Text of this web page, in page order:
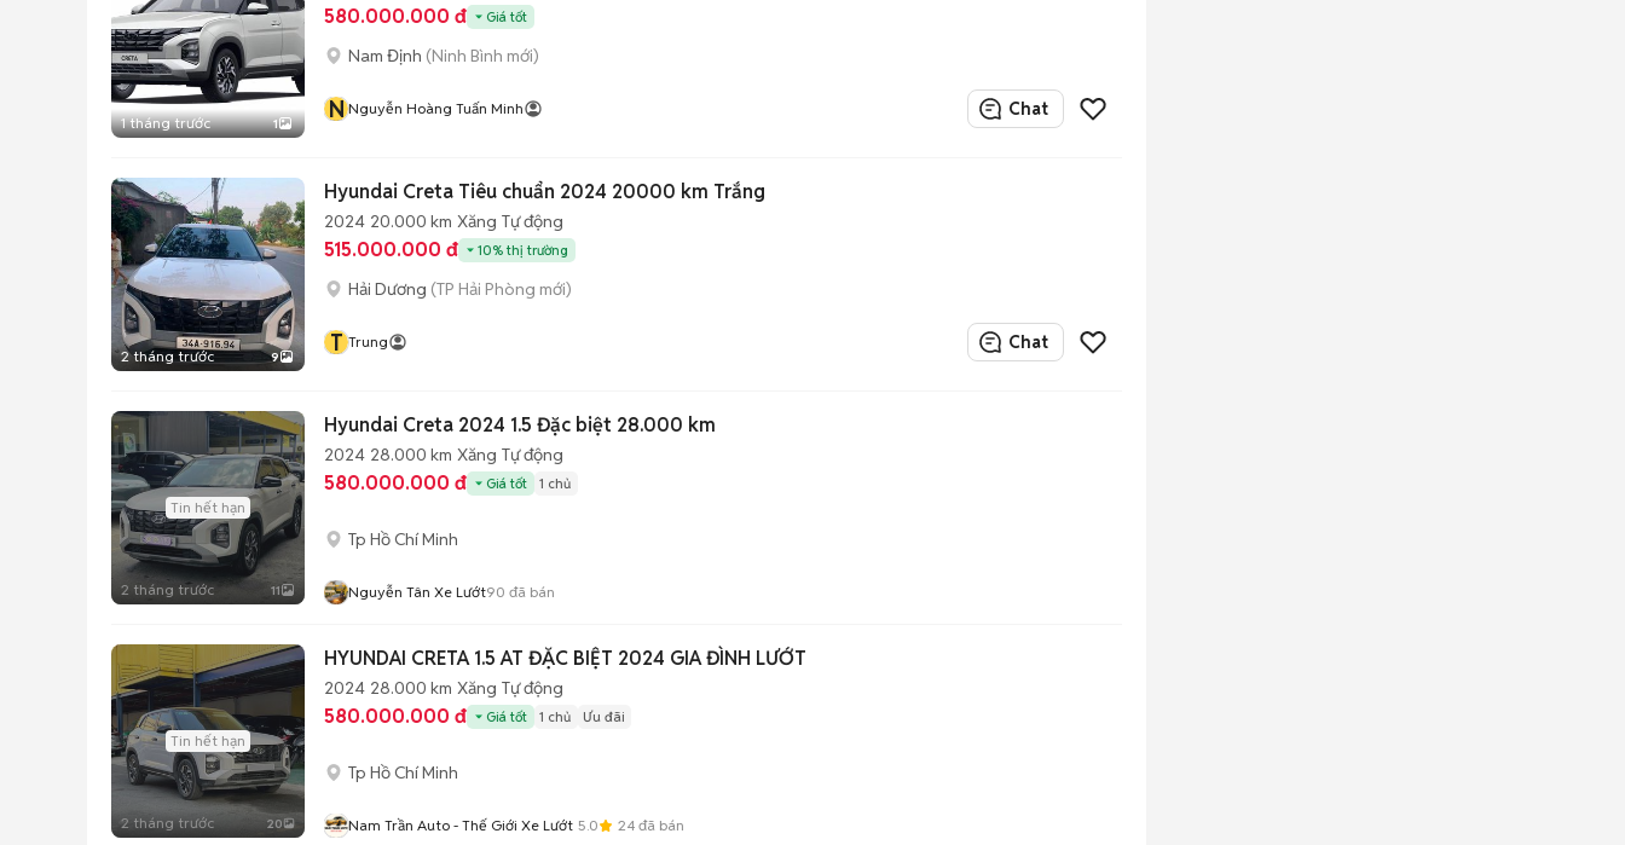
1 tháng trước 1
580.000.000 đ Giá tốt
Nam Định (Ninh Bình mới)
N Nguyễn Hoàng Tuấn Minh Chat
2 tháng trước 9
Hyundai Creta Tiêu chuẩn 2024 20000 km Trắng
2024 20.000 km Xăng Tự động
515.000.000 đ 10% thị trường
Hải Dương (TP Hải Phòng mới)
T Trung Chat
Tin hết hạn
2 tháng trước 11
Hyundai Creta 2024 1.5 Đặc biệt 28.000 km
2024 28.000 km Xăng Tự động
580.000.000 đ Giá tốt 1 chủ
Tp Hồ Chí Minh
Nguyễn Tân Xe Lướt90 đã bán
Tin hết hạn
2 tháng trước 20
HYUNDAI CRETA 1.5 AT ĐẶC BIỆT 2024 GIA ĐÌNH LƯỚT
2024 28.000 km Xăng Tự động
580.000.000 đ Giá tốt 1 chủ Ưu đãi
Tp Hồ Chí Minh
Nam Trần Auto - Thế Giới Xe Lướt 5.0 24 đã bán